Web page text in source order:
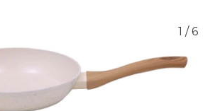
1 /6